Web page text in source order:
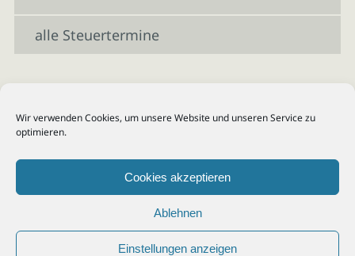
Wir verwenden Cookies, um unsere Website und unseren Service zu
optimieren.
Cookies akzeptieren
Ablehnen
Einstellungen anzeigen
alle Steuertermine